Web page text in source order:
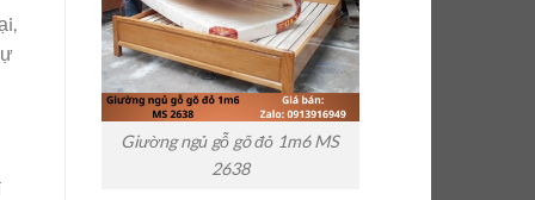
Giường ngủ gỗ gõ đỏ 1m6 MS
2638